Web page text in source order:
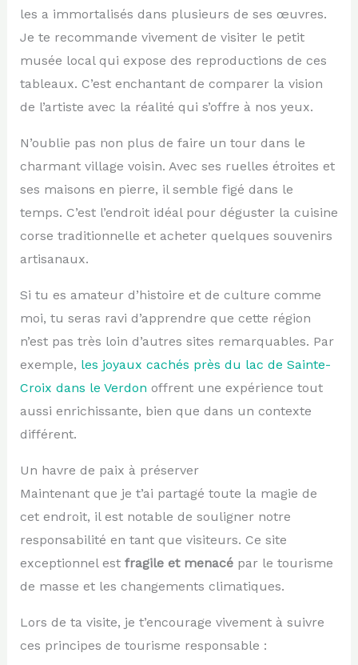
les a immortalisés dans plusieurs de ses œuvres.
Je te recommande vivement de visiter le petit
musée local qui expose des reproductions de ces
tableaux. C’est enchantant de comparer la vision
de l’artiste avec la réalité qui s’offre à nos yeux.
N’oublie pas non plus de faire un tour dans le
charmant village voisin. Avec ses ruelles étroites et
ses maisons en pierre, il semble figé dans le
temps. C’est l’endroit idéal pour déguster la cuisine
corse traditionnelle et acheter quelques souvenirs
artisanaux.
Si tu es amateur d’histoire et de culture comme
moi, tu seras ravi d’apprendre que cette région
n’est pas très loin d’autres sites remarquables. Par
exemple, les joyaux cachés près du lac de Sainte-
Croix dans le Verdon offrent une expérience tout
aussi enrichissante, bien que dans un contexte
différent.
Un havre de paix à préserver
Maintenant que je t’ai partagé toute la magie de
cet endroit, il est notable de souligner notre
responsabilité en tant que visiteurs. Ce site
exceptionnel est fragile et menacépar le tourisme
de masse et les changements climatiques.
Lors de ta visite, je t’encourage vivement à suivre
ces principes de tourisme responsable :